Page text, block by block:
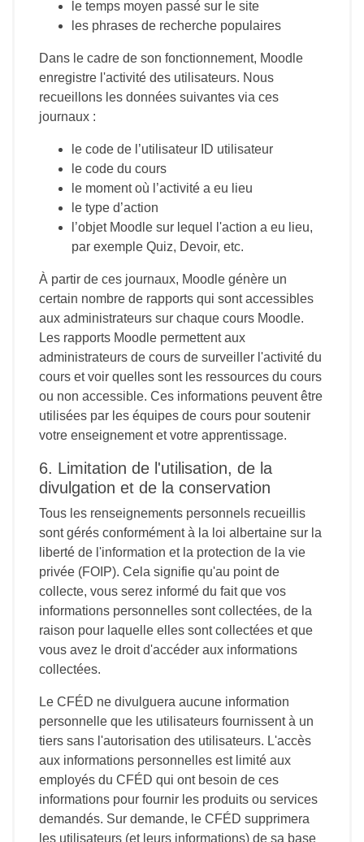
le temps moyen passé sur le site
les phrases de recherche populaires
Dans le cadre de son fonctionnement, Moodle
enregistre l'activité des utilisateurs. Nous
recueillons les données suivantes via ces
journaux :
le code de l’utilisateur ID utilisateur
le code du cours
le moment où l’activité a eu lieu
le type d’action
l’objet Moodle sur lequel l'action a eu lieu,
par exemple Quiz, Devoir, etc.
À partir de ces journaux, Moodle génère un
certain nombre de rapports qui sont accessibles
aux administrateurs sur chaque cours Moodle.
Les rapports Moodle permettent aux
administrateurs de cours de surveiller l'activité du
cours et voir quelles sont les ressources du cours
ou non accessible. Ces informations peuvent être
utilisées par les équipes de cours pour soutenir
votre enseignement et votre apprentissage.
6. Limitation de l'utilisation, de la
divulgation et de la conservation
Tous les renseignements personnels recueillis
sont gérés conformément à la loi albertaine sur la
liberté de l'information et la protection de la vie
privée (FOIP). Cela signifie qu'au point de
collecte, vous serez informé du fait que vos
informations personnelles sont collectées, de la
raison pour laquelle elles sont collectées et que
vous avez le droit d'accéder aux informations
collectées.
Le CFÉD ne divulguera aucune information
personnelle que les utilisateurs fournissent à un
tiers sans l'autorisation des utilisateurs. L'accès
aux informations personnelles est limité aux
employés du CFÉD qui ont besoin de ces
informations pour fournir les produits ou services
demandés. Sur demande, le CFÉD supprimera
les utilisateurs (et leurs informations) de sa base